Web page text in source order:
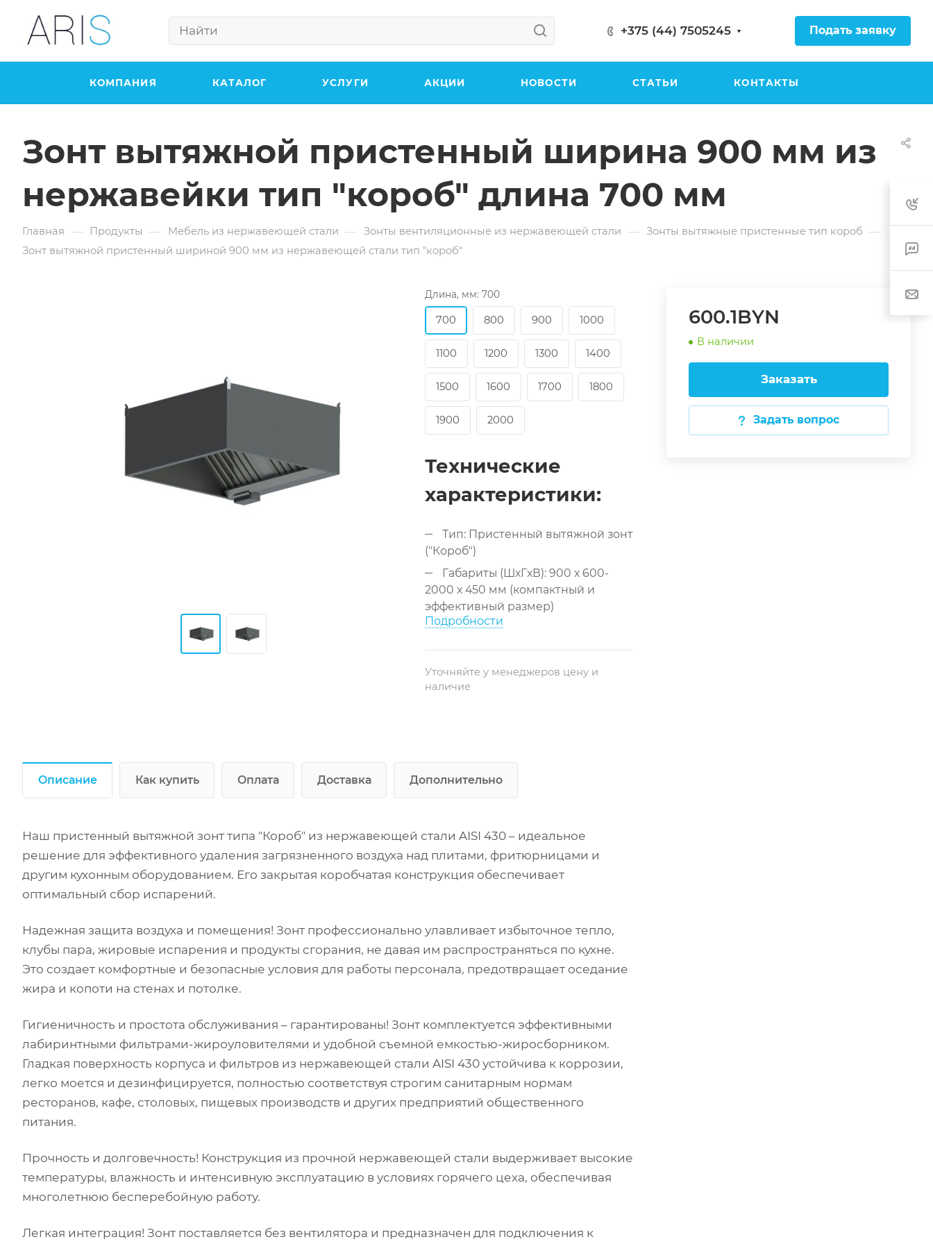
+375 (44) 7505245 Подать заявку
КОМПАНИЯ КАТАЛОГ УСЛУГИ АКЦИИ НОВОСТИ СТАТЬИ КОНТАКТЫ
Зонт вытяжной пристенный ширина 900 мм из
нержавейки тип "короб" длина 700 мм
Главная — Продукты — Мебель из нержавеющей стали — Зонты вентиляционные из нержавеющей стали — Зонты вытяжные пристенные тип короб —
Зонт вытяжной пристенный шириной 900 мм из нержавеющей стали тип "короб"
600.1BYN
В наличии
Заказать
Задать вопрос
Длина, мм: 700
700 800 900 1000
1100 1200 1300 1400
1500 1600 1700 1800
1900 2000
Технические
характеристики:
Тип: Пристенный вытяжной зонт
("Короб")
Габариты (ШxГxВ): 900 x 600-
2000 x 450 мм (компактный и
эффективный размер)
Материал корпуса и
Комплектация:
Наличие вентилятора: Без
вентилятора (подключается к
внешней вентиляционной
Тип установки: Настенный
монтаж над тепловым
оборудованием
улавливания жира (фильтры +
коробчатая конструкция
Подробности
Уточняйте у менеджеров цену и
наличие
Описание Как купить Оплата Доставка Дополнительно
Наш пристенный вытяжной зонт типа "Короб" из нержавеющей стали AISI 430 – идеальное
решение для эффективного удаления загрязненного воздуха над плитами, фритюрницами и
другим кухонным оборудованием. Его закрытая коробчатая конструкция обеспечивает
оптимальный сбор испарений.
Надежная защита воздуха и помещения! Зонт профессионально улавливает избыточное тепло,
клубы пара, жировые испарения и продукты сгорания, не давая им распространяться по кухне.
Это создает комфортные и безопасные условия для работы персонала, предотвращает оседание
жира и копоти на стенах и потолке.
Гигиеничность и простота обслуживания – гарантированы! Зонт комплектуется эффективными
лабиринтными фильтрами-жироуловителями и удобной съемной емкостью-жиросборником.
Гладкая поверхность корпуса и фильтров из нержавеющей стали AISI 430 устойчива к коррозии,
легко моется и дезинфицируется, полностью соответствуя строгим санитарным нормам
ресторанов, кафе, столовых, пищевых производств и других предприятий общественного
питания.
Прочность и долговечность! Конструкция из прочной нержавеющей стали выдерживает высокие
температуры, влажность и интенсивную эксплуатацию в условиях горячего цеха, обеспечивая
многолетнюю бесперебойную работу.
Легкая интеграция! Зонт поставляется без вентилятора и предназначен для подключения к